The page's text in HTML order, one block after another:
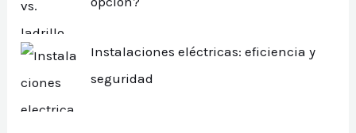
Instalaciones eléctricas: eficiencia y
seguridad